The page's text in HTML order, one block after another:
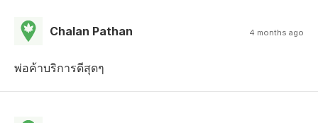
Chalan Pathan 4 months ago
พ่อค้าบริการดีสุดๆ